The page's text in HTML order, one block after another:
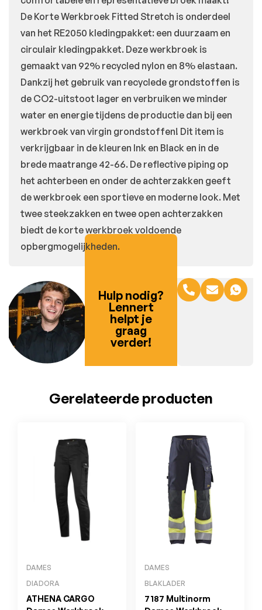
De Korte Werkbroek Fitted Stretch is onderdeel
van het RE2050 kledingpakket: een duurzaam en
circulair kledingpakket. Deze werkbroek is
gemaakt van 92% recycled nylon en 8% elastaan.
Dankzij het gebruik van recyclede grondstoffen is
de CO2-uitstoot lager en verbruiken we minder
water en energie tijdens de productie dan bij een
werkbroek van virgin grondstoffen! Dit item is
verkrijgbaar in de kleuren Ink en Black en in de
brede maatrange 42-66. De reflective piping op
het achterbeen en onder de achterzakken geeft
de werkbroek een sportieve en moderne look. Met
twee steekzakken en twee open achterzakken
biedt de korte werkbroek voldoende
opbergmogelijkheden.
Hulp nodig?
Lennert
helpt je
graag
verder!
Gerelateerde producten
DAMES
DIADORA
ATHENA CARGO
DAMES
BLAKLADER
7187 Multinorm